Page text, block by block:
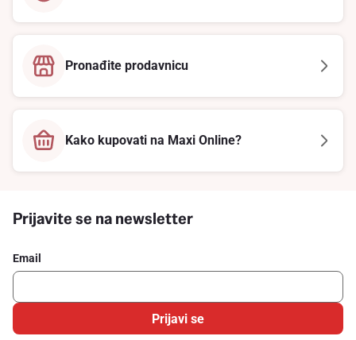
Pronađite prodavnicu
Kako kupovati na Maxi Online?
Prijavite se na newsletter
Email
Prijavi se